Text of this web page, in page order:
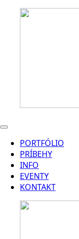
PORTFÓLIO
PRÍBEHY
INFO
EVENTY
KONTAKT